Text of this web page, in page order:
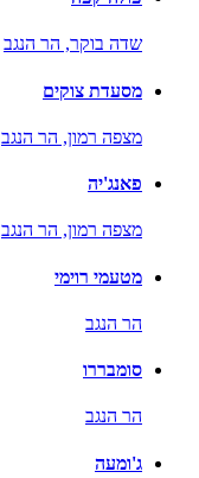
שדה בוקר, הר הנגב
מסעדת צוקים
מצפה רמון, הר הנגב
פאנג'יה
מצפה רמון, הר הנגב
מטעמי רוימי
הר הנגב
סומבררו
הר הנגב
ג'ומעה